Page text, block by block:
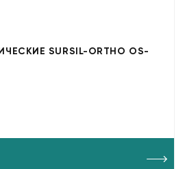
SURSIL-ORTHO OS-